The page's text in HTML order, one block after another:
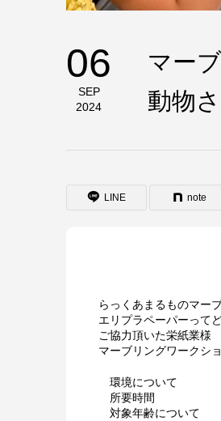
06
SEP
2024
マー
動物
LINE note
らっくあまるものマー
エリプラペーパーって
ご協力頂いた栄紙業様
マーブリングワークシ
環境について
所要時間
対象年齢について